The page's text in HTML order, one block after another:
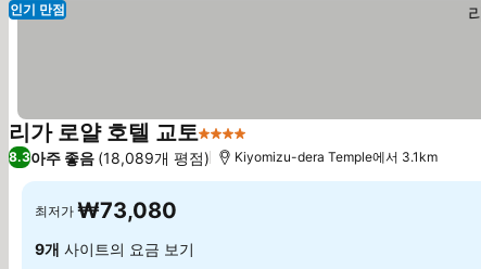
인기 만점
리가 로얄 호텔 교토4 성급
8.3아주 좋음 (18,089개 평점) Kiyomizu-dera Temple에서 3.1km
최저가 ₩73,080
9개 사이트의 요금 보기